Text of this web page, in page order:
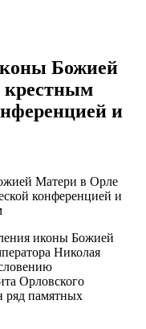
Божией
крестным
и
иконы Божией
Николая
Орловского
ряд памятных